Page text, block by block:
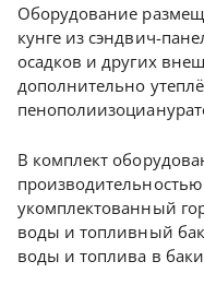
Оборудование
кунге из сэндвич-
осадков и других
дополнительно
В комплект
укомплектованный
воды и топливный
воды и топлива в